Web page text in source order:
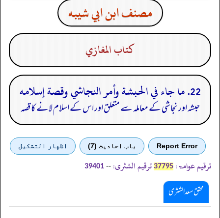
مصنف ابن ابي شيبه
كتاب المغازي
22. ما جاء في الحبشة وأمر النجاشي وقصة إسلامه
حبشہ اور نجاشی کے معاملہ سے متعلق اور اس کے اسلام لانے کا قصہ
Report Error باب احادیث (7) اظهار التشكيل
ترقیم عوامۃ: 37795 ترقیم الشثری: --
39401
محقق سعد الشثری